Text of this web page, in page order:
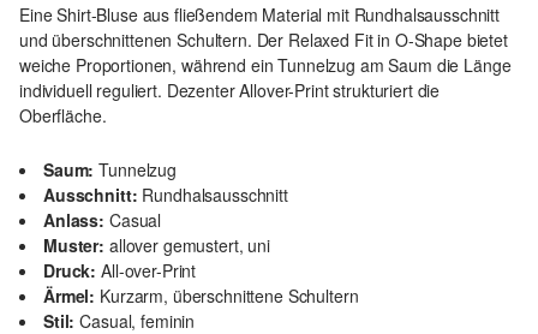
Eine Shirt-Bluse aus fließendem Material mit Rundhalsausschnitt
und überschnittenen Schultern. Der Relaxed Fit in O-Shape bietet
weiche Proportionen, während ein Tunnelzug am Saum die Länge
individuell reguliert. Dezenter Allover-Print strukturiert die
Oberfläche.
Saum: Tunnelzug
Ausschnitt: Rundhalsausschnitt
Anlass: Casual
Muster: allover gemustert, uni
Druck: All-over-Print
Ärmel: Kurzarm, überschnittene Schultern
Stil: Casual, feminin